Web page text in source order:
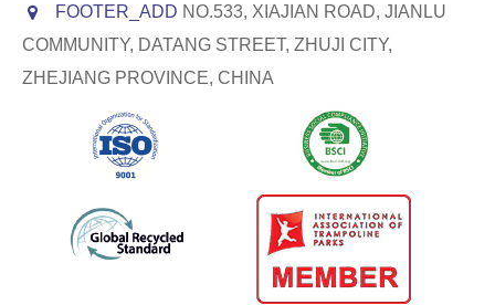
FOOTER_ADD NO.533, XIAJIAN ROAD, JIANLU
COMMUNITY, DATANG STREET, ZHUJI CITY,
ZHEJIANG PROVINCE, CHINA